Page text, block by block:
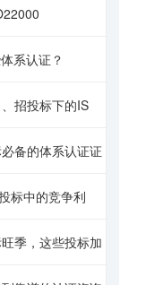
系认证？
招投标下的IS
备的体系认证证
标中的竞争利
季，这些投标加